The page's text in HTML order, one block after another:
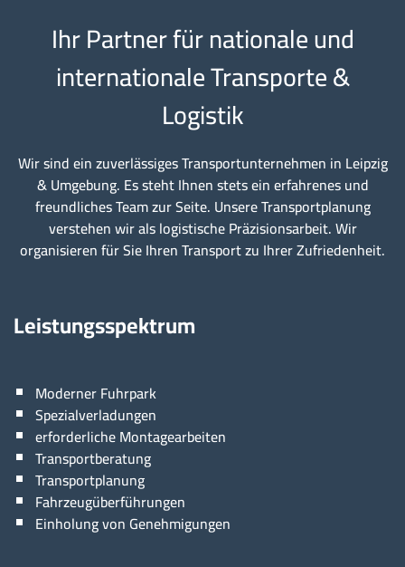
Ihr Partner für nationale und
internationale Transporte &
Logistik
Wir sind ein zuverlässiges Transportunternehmen in Leipzig
& Umgebung. Es steht Ihnen stets ein erfahrenes und
freundliches Team zur Seite. Unsere Transportplanung
verstehen wir als logistische Präzisionsarbeit. Wir
organisieren für Sie Ihren Transport zu Ihrer Zufriedenheit.
Leistungsspektrum
Moderner Fuhrpark
Spezialverladungen
erforderliche Montagearbeiten
Transportberatung
Transportplanung
Fahrzeugüberführungen
Einholung von Genehmigungen